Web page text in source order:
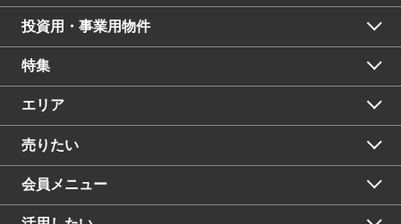
投資用・事業用物件
特集
エリア
売りたい
会員メニュー